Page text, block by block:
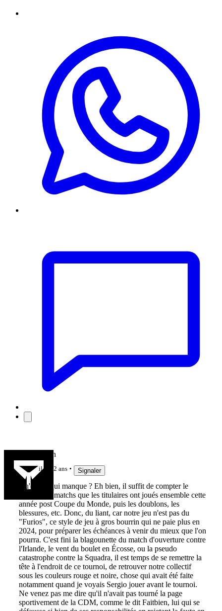
Jeu de main
il y a 2 ans Signaler
Qu'est-ce qui manque ? Eh bien, il suffit de compter le
nombre de matchs que les titulaires ont joués ensemble cette
année post Coupe du Monde, puis les doublons, les
blessures, etc. Donc, du liant, car notre jeu n'est pas du
"Furios", ce style de jeu à gros bourrin qui ne paie plus en
2024, pour préparer les échéances à venir du mieux que l'on
pourra. C'est fini la blagounette du match d'ouverture contre
l'Irlande, le vent du boulet en Écosse, ou la pseudo
catastrophe contre la Squadra, il est temps de se remettre la
tête à l'endroit de ce tournoi, de retrouver notre collectif
sous les couleurs rouge et noire, chose qui avait été faite
notamment quand je voyais Sergio jouer avant le tournoi.
Ne venez pas me dire qu'il n'avait pas tourné la page
sportivement de la CDM, comme le dit Faitbien, lui qui se